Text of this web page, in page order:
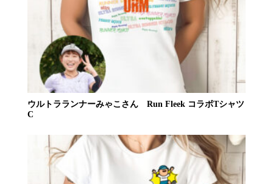
ウルトラランナーみゃこさん Run Fleek コラボTシャツ
C